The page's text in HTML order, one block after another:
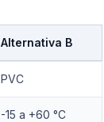
Alternativa B
PVC
-15 a +60 °C